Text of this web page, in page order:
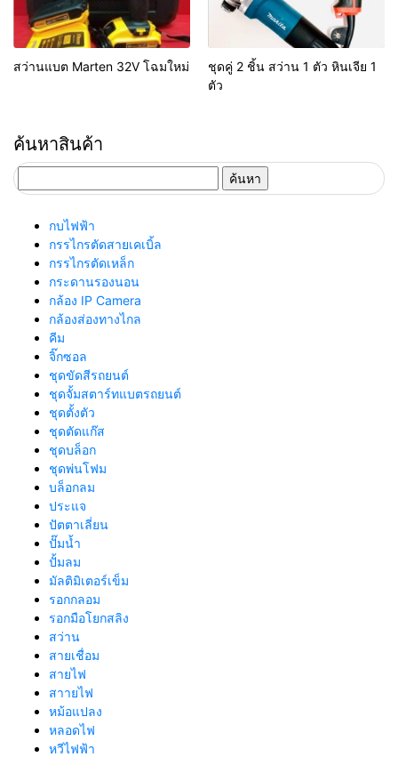
สว่านแบต Marten 32V โฉมใหม่
ชุดคู่ 2 ชิ้น สว่าน 1 ตัว หินเจีย 1
ตัว
ค้นหาสินค้า
สำหรับ:
กบไฟฟ้า
กรรไกรตัดสายเคเบิ้ล
กรรไกรตัดเหล็ก
กระดานรองนอน
กล้อง IP Camera
กล้องส่องทางไกล
คีม
จิ๊กซอล
ชุดขัดสีรถยนต์​
ชุดจั้มสตาร์ทแบตรถยนต์
ชุดตั้งตัว
ชุดตัดแก๊ส
ชุดบล็อก
ชุดพ่นโฟม
บล็อกลม
ประแจ
ปัตตาเลี่ยน
ปั๊มน้ำ
ปั้มลม
มัลติมิเตอร์เข็ม
รอกกลอม
รอกมือโยกสลิง
สว่าน
สายเชื่อม
สายไฟ
สาายไฟ
หม้อแปลง
หลอดไฟ
หวีไฟฟ้า